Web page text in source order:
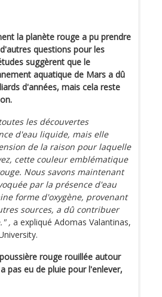
la planète rouge a pu prendre
questions pour les
suggèrent que le
aquatique de Mars a dû
d'années, mais cela reste
les découvertes
d'eau liquide, mais elle
de la raison pour laquelle
cette couleur emblématique
Nous savons maintenant
par la présence d'eau
forme d'oxygène, provenant
sources, a dû contribuer
, a expliqué Adomas Valantinas,
rouge rouillée autour
pas eu de pluie pour l'enlever,